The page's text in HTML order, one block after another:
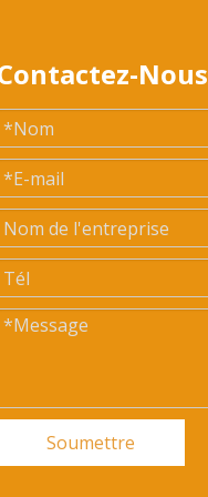
Nous
Soumettre